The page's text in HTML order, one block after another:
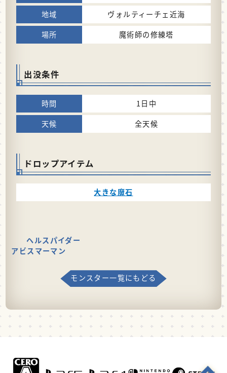
ヴォルティーチェ近海
魔術師の修練塔
出没条件
1日中
全天候
ドロップアイテム
大きな魔石
ヘルスパイダー
アビスマーマン
モンスター一覧にもどる